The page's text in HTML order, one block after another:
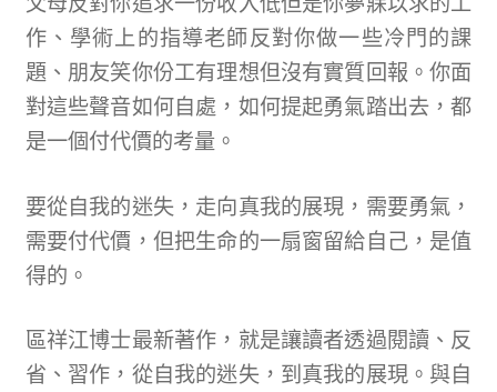
作、學術上的指導老師反對你做一些冷門的課
題、朋友笑你份工有理想但沒有實質回報。你面
對這些聲音如何自處，如何提起勇氣踏出去，都
是一個付代價的考量。
要從自我的迷失，走向真我的展現，需要勇氣，
需要付代價，但把生命的一扇窗留給自己，是值
得的。
區祥江博士最新著作，就是讓讀者透過閱讀、反
省、習作，從自我的迷失，到真我的展現。與自